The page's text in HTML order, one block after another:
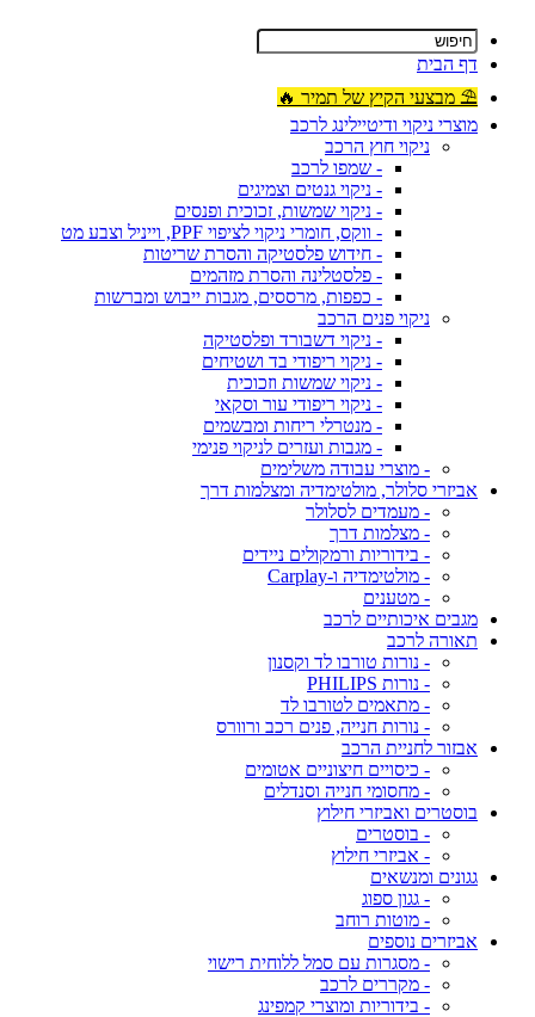
דף הבית
⛱ מבצעי הקיץ של תמיר 🔥
מוצרי ניקוי ודיטיילינג לרכב
ניקוי חוץ הרכב
- שמפו לרכב
- ניקוי גנטים וצמיגים
- ניקוי שמשות, זכוכית ופנסים
- ווקס, חומרי ניקוי לציפוי PPF, וייניל וצבע מט
- חידוש פלסטיקה והסרת שריטות
- פלסטלינה והסרת מזהמים
- כפפות, מרססים, מגבות ייבוש ומברשות
ניקוי פנים הרכב
- ניקוי דשבורד ופלסטיקה
- ניקוי ריפודי בד ושטיחים
- ניקוי שמשות וזכוכית
- ניקוי ריפודי עור וסקאי
- מנטרלי ריחות ומבשמים
- מגבות ועזרים לניקוי פנימי
- מוצרי עבודה משלימים
אביזרי סלולר, מולטימדיה ומצלמות דרך
- מעמדים לסלולר
- מצלמות דרך
- בידוריות ורמקולים ניידים
- מולטימדיה ו-Carplay
- מטענים
מגבים איכותיים לרכב
תאורה לרכב
- נורות טורבו לד וקסנון
- נורות PHILIPS
- מתאמים לטורבו לד
- נורות חנייה, פנים רכב ורוורס
אבזור לחניית הרכב
- כיסויים חיצוניים אטומים
- מחסומי חנייה וסנדלים
בוסטרים ואביזרי חילוץ
- בוסטרים
- אביזרי חילוץ
גגונים ומנשאים
- גגון ספוג
- מוטות רוחב
אביזרים נוספים
- מסגרות עם סמל ללוחית רישוי
- מקררים לרכב
- בידוריות ומוצרי קמפינג